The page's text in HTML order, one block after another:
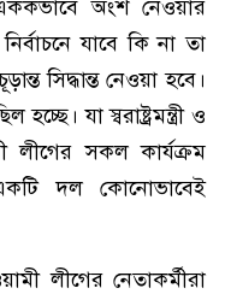
এককভাবে অংশ নেওয়ার
যাবে কি না তা
সিদ্ধান্ত নেওয়া হবে।
যা স্বরাষ্ট্রমন্ত্রী ও
লীগের সকল কার্যক্রম
একটি দল কোনোভাবেই
লীগের নেতাকর্মীরা